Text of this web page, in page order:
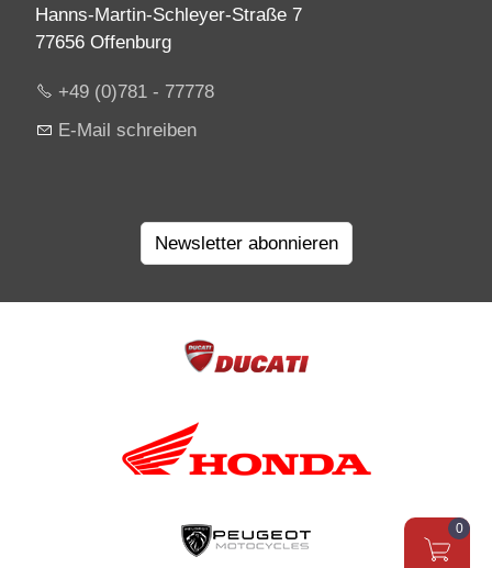
Hanns-Martin-Schleyer-Straße 7
77656 Offenburg
+49 (0)781 - 77778
E-Mail schreiben
Newsletter abonnieren